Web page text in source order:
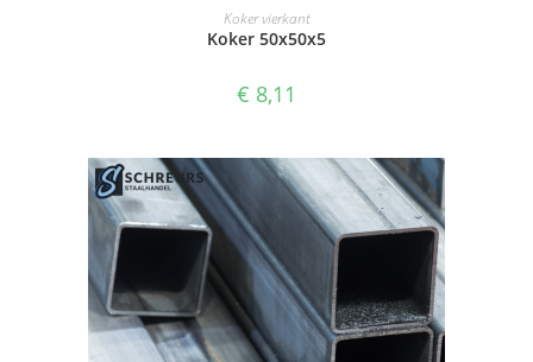
SELECTEER OPTIES
Koker vierkant
Koker 50x50x5
€ 8,11